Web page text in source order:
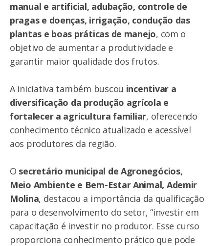
manual e artificial, adubação, controle de
pragas e doenças, irrigação, condução das
plantas e boas práticas de manejo, com o
objetivo de aumentar a produtividade e
garantir maior qualidade dos frutos.
A iniciativa também buscou incentivar a
diversificação da produção agrícola e
fortalecer a agricultura familiar, oferecendo
conhecimento técnico atualizado e acessível
aos produtores da região.
O secretário municipal de Agronegócios,
Meio Ambiente e Bem-Estar Animal, Ademir
Molina, destacou a importância da qualificação
para o desenvolvimento do setor, “investir em
capacitação é investir no produtor. Esse curso
proporciona conhecimento prático que pode